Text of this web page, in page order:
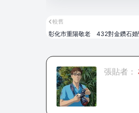
較舊
彰化市重陽敬老 432對金鑽石婚
張貼者：